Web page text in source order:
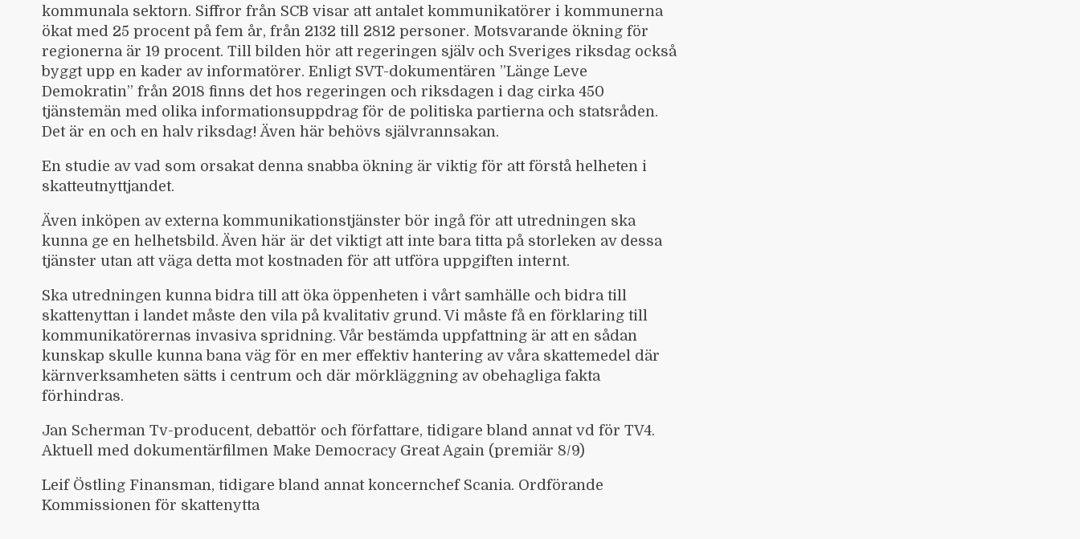
kommunala sektorn. Siffror från SCB visar att antalet kommunikatörer i kommunerna
ökat med 25 procent på fem år, från 2132 till 2812 personer. Motsvarande ökning för
regionerna är 19 procent. Till bilden hör att regeringen själv och Sveriges riksdag också
byggt upp en kader av informatörer. Enligt SVT-dokumentären ”Länge Leve
Demokratin” från 2018 finns det hos regeringen och riksdagen i dag cirka 450
tjänstemän med olika informationsuppdrag för de politiska partierna och statsråden.
Det är en och en halv riksdag! Även här behövs självrannsakan.
En studie av vad som orsakat denna snabba ökning är viktig för att förstå helheten i
skatteutnyttjandet.
Även inköpen av externa kommunikationstjänster bör ingå för att utredningen ska
kunna ge en helhetsbild. Även här är det viktigt att inte bara titta på storleken av dessa
tjänster utan att väga detta mot kostnaden för att utföra uppgiften internt.
Ska utredningen kunna bidra till att öka öppenheten i vårt samhälle och bidra till
skattenyttan i landet måste den vila på kvalitativ grund. Vi måste få en förklaring till
kommunikatörernas invasiva spridning. Vår bestämda uppfattning är att en sådan
kunskap skulle kunna bana väg för en mer effektiv hantering av våra skattemedel där
kärnverksamheten sätts i centrum och där mörkläggning av obehagliga fakta
förhindras.
Jan Scherman Tv-producent, debattör och författare, tidigare bland annat vd för TV4.
Aktuell med dokumentärfilmen Make Democracy Great Again (premiär 8/9)
Leif Östling Finansman, tidigare bland annat koncernchef Scania. Ordförande
Kommissionen för skattenytta